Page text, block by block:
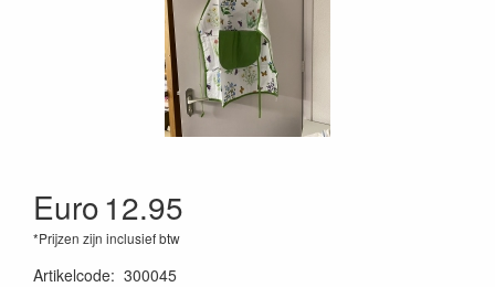
Euro12.95
*Prijzen zijn inclusief btw
Artikelcode: 300045